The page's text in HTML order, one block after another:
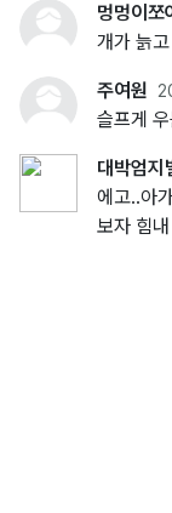
멍멍이쪼
개가 늙
주여원
슬프게
대박엄지
에고..아
보자 힘내